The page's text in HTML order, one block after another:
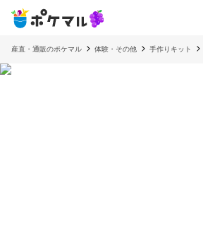
産直・通販のポケマル 体験・その他 手作りキット